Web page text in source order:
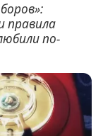
правила
по-